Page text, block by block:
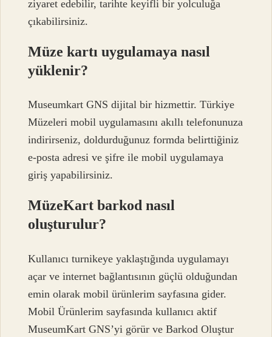
ziyaret edebilir, tarihte keyifli bir yolculuğa
çıkabilirsiniz.
Müze kartı uygulamaya nasıl
yüklenir?
Museumkart GNS dijital bir hizmettir. Türkiye
Müzeleri mobil uygulamasını akıllı telefonunuza
indirirseniz, doldurduğunuz formda belirttiğiniz
e-posta adresi ve şifre ile mobil uygulamaya
giriş yapabilirsiniz.
MüzeKart barkod nasıl
oluşturulur?
Kullanıcı turnikeye yaklaştığında uygulamayı
açar ve internet bağlantısının güçlü olduğundan
emin olarak mobil ürünlerim sayfasına gider.
Mobil Ürünlerim sayfasında kullanıcı aktif
MuseumKart GNS’yi görür ve Barkod Oluştur